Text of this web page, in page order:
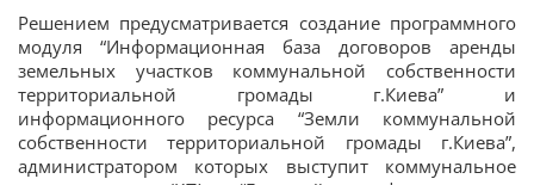
Решением предусматривается создание программного
модуля “Информационная база договоров аренды
земельных участков коммунальной собственности
территориальной громады г.Киева” и
информационного ресурса “Земли коммунальной
собственности территориальной громады г.Киева”,
администратором которых выступит коммунальное